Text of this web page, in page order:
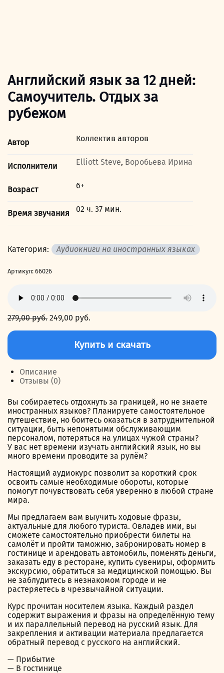
Английский язык за 12 дней:
Самоучитель. Отдых за
рубежом
Автор Коллектив авторов
Исполнители Elliott Steve, Воробьева Ирина
Возраст 6+
Время звучания 02 ч. 37 мин.
Категория: Аудиокниги на иностранных языках
Артикул: 66026
279,00руб. Первоначальная
279,00 руб..
249,00 руб.
Количество
Английский
язык
за
12
Самоучитель.
Отдых
за
рубежом
Купить и скачать
Описание
Отзывы (0)
Вы собираетесь отдохнуть за границей, но не знаете
иностранных языков? Планируете самостоятельное
путешествие, но боитесь оказаться в затруднительной
ситуации, быть непонятыми обслуживающим
персоналом, потеряться на улицах чужой страны?
У вас нет времени изучать английский язык, но вы
много времени проводите за рулём?
Настоящий аудиокурс позволит за короткий срок
освоить самые необходимые обороты, которые
помогут почувствовать себя уверенно в любой стране
мира.
Мы предлагаем вам выучить ходовые фразы,
актуальные для любого туриста. Овладев ими, вы
сможете самостоятельно приобрести билеты на
самолёт и пройти таможню, забронировать номер в
гостинице и арендовать автомобиль, поменять деньги,
заказать еду в ресторане, купить сувениры, оформить
экскурсию, обратиться за медицинской помощью. Вы
не заблудитесь в незнакомом городе и не
растеряетесь в чрезвычайной ситуации.
Курс прочитан носителем языка. Каждый раздел
содержит выражения и фразы на определённую тему
и их параллельный перевод на русский язык. Для
закрепления и активации материала предлагается
обратный перевод с русского на английский.
— Прибытие
— В гостинице